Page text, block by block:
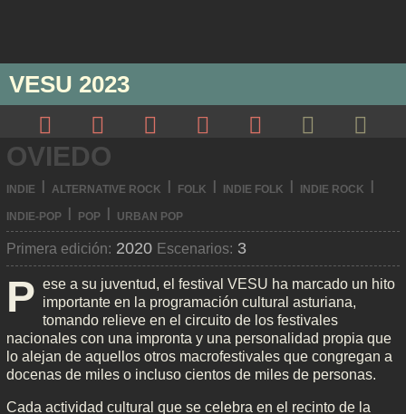
VESU 2023
OVIEDO
INDIE I ALTERNATIVE ROCK I FOLK I INDIE FOLK I INDIE ROCK I
INDIE-POP I POP I URBAN POP
Primera edición: 2020 Escenarios: 3
P ese a su juventud, el festival VESU ha marcado un hito
importante en la programación cultural asturiana,
tomando relieve en el circuito de los festivales
nacionales con una impronta y una personalidad propia que
lo alejan de aquellos otros macrofestivales que congregan a
docenas de miles o incluso cientos de miles de personas.
Cada actividad cultural que se celebra en el recinto de la